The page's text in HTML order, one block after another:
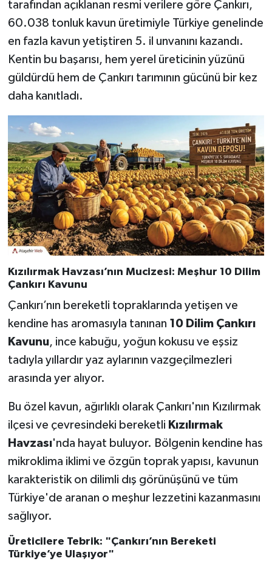
tarafından açıklanan resmi verilere göre Çankırı,
60.038 tonluk kavun üretimiyle Türkiye genelinde
en fazla kavun yetiştiren 5. il unvanını kazandı.
Kentin bu başarısı, hem yerel üreticinin yüzünü
güldürdü hem de Çankırı tarımının gücünü bir kez
daha kanıtladı.
Kızılırmak Havzası’nın Mucizesi: Meşhur 10 Dilim
Çankırı Kavunu
Çankırı’nın bereketli topraklarında yetişen ve
kendine has aromasıyla tanınan 10 Dilim Çankırı
Kavunu, ince kabuğu, yoğun kokusu ve eşsiz
tadıyla yıllardır yaz aylarının vazgeçilmezleri
arasında yer alıyor.
Bu özel kavun, ağırlıklı olarak Çankırı'nın Kızılırmak
ilçesi ve çevresindeki bereketli Kızılırmak
Havzası'nda hayat buluyor. Bölgenin kendine has
mikroklima iklimi ve özgün toprak yapısı, kavunun
karakteristik on dilimli dış görünüşünü ve tüm
Türkiye'de aranan o meşhur lezzetini kazanmasını
sağlıyor.
Üreticilere Tebrik: "Çankırı’nın Bereketi
Türkiye’ye Ulaşıyor"